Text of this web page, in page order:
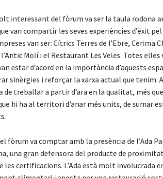
interessant del fòrum va ser la taula rodona
van compartir les seves experiències d’èxit
van ser: Cítrics Terres de l’Ebre, Cerima
Molí i el Restaurant Les Veles. Totes
estar d’acord en la importància d’aquests
sinèrgies i reforçar la xarxa actual que tenim.
de treballar a partir d’ara en la qualitat, més
hi ha al territori d’anar més units, de sumar
fòrum va comptar amb la presència de l’Ada
una gran defensora del producte de
les certificacions. L’Ada està molt involucrada